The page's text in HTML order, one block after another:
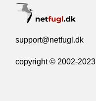
support@netfugl.dk
copyright © 2002-2023